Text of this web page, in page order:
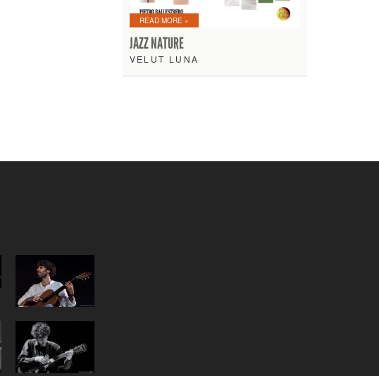
READ MORE »
JAZZ NATURE
VELUT LUNA